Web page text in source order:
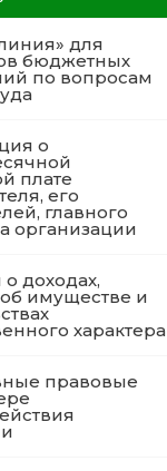
для
бюджетных
по вопросам
о
плате
его
главного
организации
доходах,
об имуществе и
характера
правовые